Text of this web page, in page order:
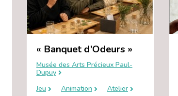
« Banquet d’Odeurs »
Musée des Arts Précieux Paul-
Dupuy
Jeu
Animation
Atelier